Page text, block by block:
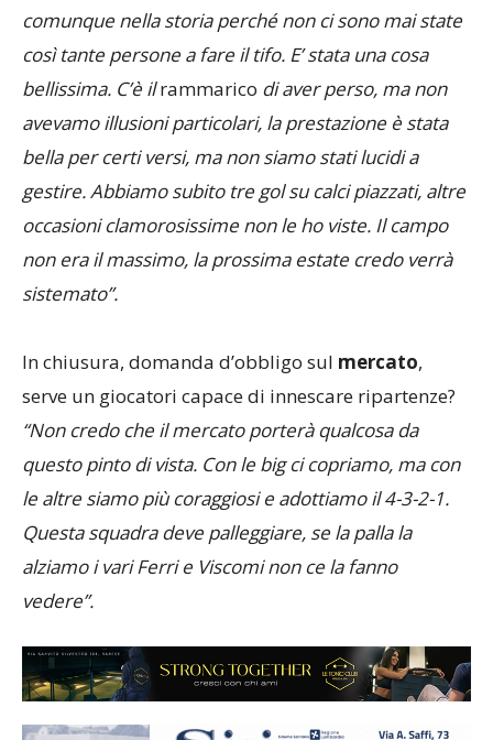
comunque nella storia perché non ci sono mai state
così tante persone a fare il tifo. E’ stata una cosa
bellissima. C’è ilrammarico di aver perso, ma non
avevamo illusioni particolari, la prestazione è stata
bella per certi versi, ma non siamo stati lucidi a
gestire. Abbiamo subito tre gol su calci piazzati, altre
occasioni clamorosissime non le ho viste. Il campo
non era il massimo, la prossima estate credo verrà
sistemato”.
In chiusura, domanda d’obbligo sul mercato,
serve un giocatori capace di innescare ripartenze?
“Non credo che il mercato porterà qualcosa da
questo pinto di vista. Con le big ci copriamo, ma con
le altre siamo più coraggiosi e adottiamo il 4-3-2-1.
Questa squadra deve palleggiare, se la palla la
alziamo i vari Ferri e Viscomi non ce la fanno
vedere”.